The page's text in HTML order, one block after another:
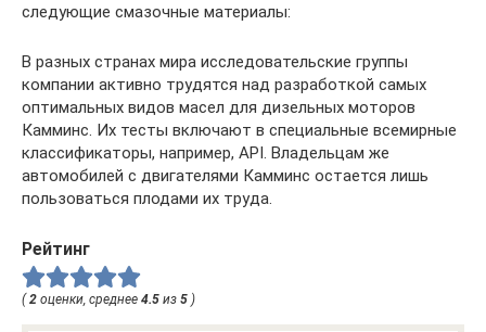
следующие смазочные материалы:
В разных странах мира исследовательские группы
компании активно трудятся над разработкой самых
оптимальных видов масел для дизельных моторов
Камминс. Их тесты включают в специальные всемирные
классификаторы, например, API. Владельцам же
автомобилей с двигателями Камминс остается лишь
пользоваться плодами их труда.
Рейтинг
( 2 оценки, среднее 4.5 из 5 )